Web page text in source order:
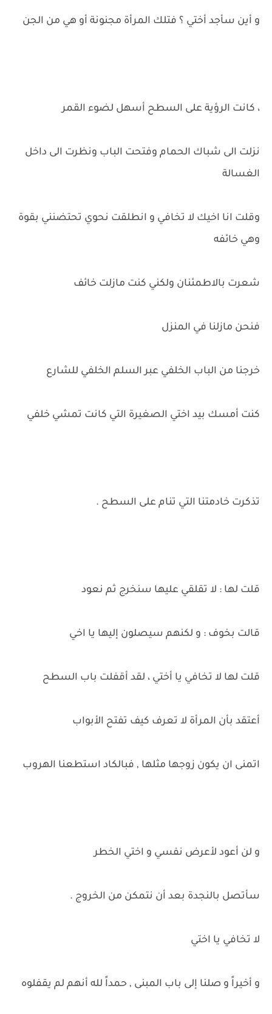
و أين سأجد أختي ؟ فتلك المرأة مجنونة أو هي من الجن
، كانت الرؤية على السطح أسهل لضوء القمر
نزلت الى شباك الحمام وفتحت الباب ونظرت الى داخل
الغسالة
وقلت انا اخيك لا تخافي و انطلقت نحوي تحتضنني بقوة
وهي خائفه
شعرت بالاطمئنان ولكني كنت مازلت خائف
فنحن مازلنا في المنزل
خرجنا من الباب الخلفي عبر السلم الخلفي للشارع
كنت أمسك بيد اختي الصغيرة التي كانت تمشي خلفي
تذكرت خادمتنا التي تنام على السطح .
قلت لها : لا تقلقي عليها سنخرج ثم نعود
قالت بخوف : و لكنهم سيصلون إليها يا اخي
قلت لها لا تخافي يا أختي ، لقد أقفلت باب السطح
أعتقد بأن المرأة لا تعرف كيف تفتح الأبواب
اتمنى ان يكون زوجها مثلها , فبالكاد استطعنا الهروب
و لن أعود لأعرض نفسي و اختي الخطر
سأتصل بالنجدة بعد أن نتمكن من الخروج .
لا تخافي يا اختي
و أخيراً و صلنا إلى باب المبنى , حمداً لله أنهم لم يقفلوه